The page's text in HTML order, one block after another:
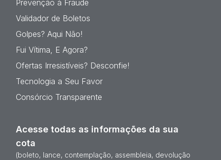
Prevenção à Fraude
Validador de Boletos
Golpes? Aqui Não!
Fui Vítima, E Agora?
Ofertas Irresistíveis? Desconfie!
Tecnologia a Seu Favor
Consórcio Transparente
Acesse todas as informações da sua
cota
(boleto, lance, contemplação, assembleia, devolução